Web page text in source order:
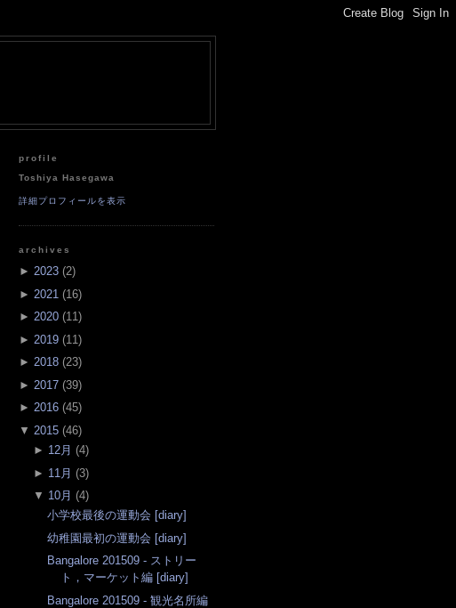
profile
Toshiya Hasegawa
詳細プロフィールを表示
archives
► 2023 (2)
► 2021 (16)
► 2020 (11)
► 2019 (11 )
► 2018 (23)
► 2017 (39)
► 2016 (45)
▼ 2015 (46)
► 12月 (4)
► 11月 (3)
▼ 10月 (4)
小学校最後の運動会 [diary]
幼稚園最初の運動会 [diary]
Bangalore 201509 - ストリー
ト，マーケット編 [diary]
Bangalore 201509 - 観光名所編